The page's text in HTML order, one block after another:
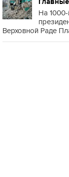
На
Верховной Раде